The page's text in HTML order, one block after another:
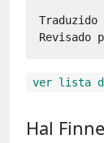
Traduzido
ver lista
Hal